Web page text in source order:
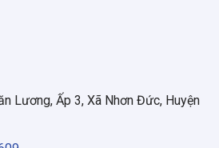
Lương, Ấp 3, Xã Nhơn Đức, Huyện